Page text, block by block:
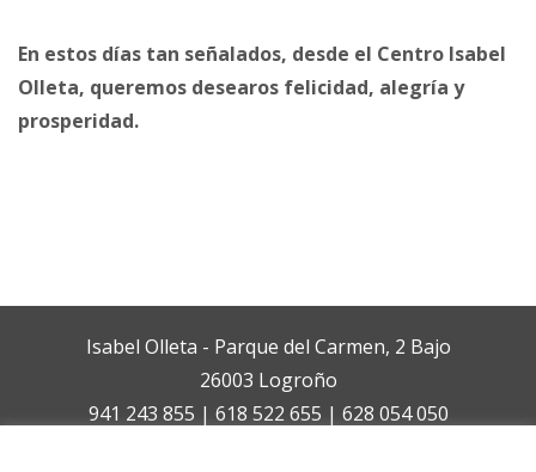
En estos días tan señalados, desde el Centro Isabel
Olleta, queremos desearos felicidad, alegría y
prosperidad.
Isabel Olleta - Parque del Carmen, 2 Bajo
26003 Logroño
941 243 855 | 618 522 655 | 628 054 050